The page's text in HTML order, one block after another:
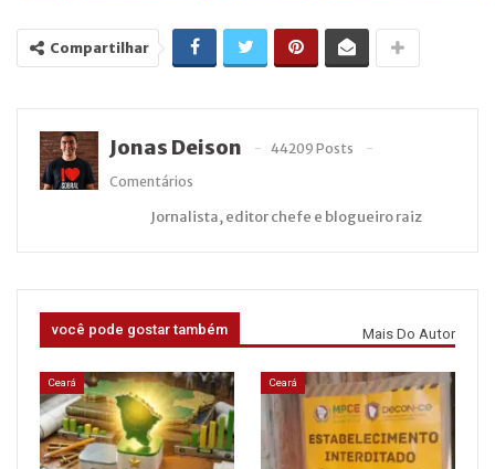
Compartilhar
Jonas Deison
44209 Posts
Comentários
Jornalista, editor chefe e blogueiro raiz
você pode gostar também Mais Do Autor
Ceará Ceará